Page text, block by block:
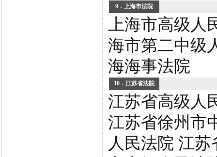
9．上海市法院
上海市高级
海市第二中级
海海事法院
10．江苏省法院
江苏省高级人
江苏省徐州市
人民法院 江